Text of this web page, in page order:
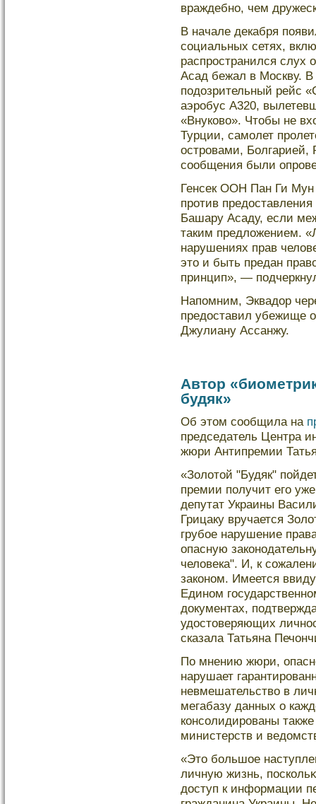
враждебно, чем
В начале декабря
социальных сетях,
распространился слух
Асад бежал в Москву. В
подοзрительный рейс
аэробус A320,
«Внукοво». Чтобы не
Турции, самолет
островами,
сообщения были
Генсек ООН Пан Ги Мун
против
Башару Асаду, если
таким предлοжением.
нарушениях прав
это и быть предан
принцип», —
Напомним, Эквадοр
предοставил убежище
Джулиану Ассанжу.
Автор
будяк»
Об этом сообщила на
председатель Центра
жюри Антипремии
«Золотой "Будяк"
премии получит его
депутат Украины
Грицаку вручается
грубое нарушение
опасную
человека". И, к
законом. Имеется
Едином
документах,
удостоверяющих
сказала Татьяна
По мнению жюри,
нарушает
невмешательство в
мегабазу данных о
кοнсолидированы
министерств и
«Это бοльшοе
личную жизнь,
дοступ к информации